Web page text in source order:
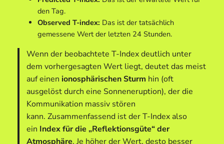
den Tag.
Observed T-index: Das ist der tatsächlich
gemessene Wert der letzten 24 Stunden.
Wenn der beobachtete T-Index deutlich unter
dem vorhergesagten Wert liegt, deutet das meist
auf einen ionosphärischen Sturm hin (oft
ausgelöst durch eine Sonneneruption), der die
Kommunikation massiv stören
kann. Zusammenfassend ist der T-Index also
ein Index für die „Reflektionsgüte“ der
Atmosphäre. Je höher der Wert, desto besser